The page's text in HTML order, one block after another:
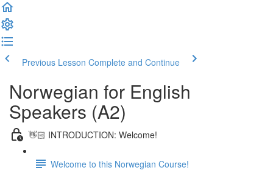
Previous Lesson Complete and Continue
Norwegian for English
Speakers (A2)
👋🏻 INTRODUCTION: Welcome!
Welcome to this Norwegian Course!